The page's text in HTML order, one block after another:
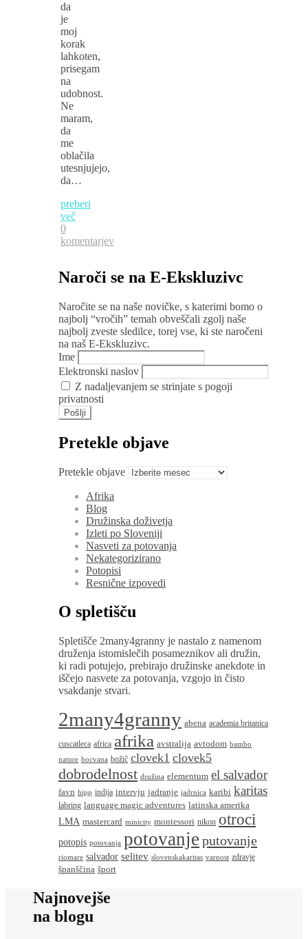
da
je
moj
korak
lahkoten,
prisegam
na
udobnost.
Ne
maram,
da
me
oblačila
utesnjujejo,
da…
preberi
več
0
komentarjev
Naroči se na E-Ekskluzivc
Naročite se na naše novičke, s katerimi bomo o
najbolj “vročih” temah obveščali zgolj naše
najbolj zveste sledilce, torej vse, ki ste naročeni
na naš E-Ekskluzivc.
Ime
Elektronski naslov
Z nadaljevanjem se strinjate s pogoji
privatnosti
Pretekle objave
Pretekle objave
Afrika
Blog
Družinska doživetja
Izleti po Sloveniji
Nasveti za potovanja
Nekategorizirano
Potopisi
Resnične izpovedi
O spletišču
Spletišče 2many4granny je nastalo z namenom
druženja istomislečih posameznikov ali družin,
ki radi potujejo, prebirajo družinske anekdote in
iščejo nasvete za potovanja, vzgojo in čisto
vsakdanje stvari.
2many4granny abena academia britanica
cuscatleca africa afrika avstralija avtodom bambo
nature bocvana božič clovek1 clovek5
dobrodelnost družina elementum el salvador
favn hipp indija intervju jadranje jadrnica karibi karitas
labring language magic adventures latinska amerika
LMA mastercard minicity montessori nikon otroci
potopis potovanja potovanje putovanje
riomare salvador selitev slovenskakaritas varnost zdravje
španščina šport
Najnovejše
na blogu